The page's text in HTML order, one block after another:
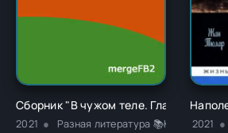
Сборник "В чужом теле. Глава 1" -
2021 Разная литература 📚Классика
2021